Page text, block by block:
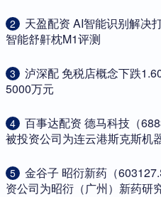
2
天盈配资 AI智能识别解决
智能舒鼾枕M1评测
3
泸深配 免税店概念下跌
5000万元
4
百事达配资 德马科技（
被投资公司为连云港斯克斯机
5
金谷子 昭衍新药（
资公司为昭衍（广州）新药研